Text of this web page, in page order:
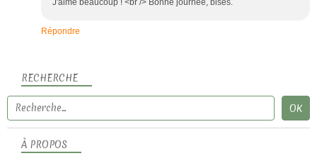
Répondre
RECHERCHE
À PROPOS